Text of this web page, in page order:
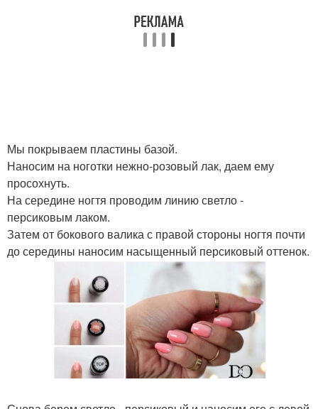
Мы покрываем пластины базой.
Наносим на ноготки нежно-розовый лак, даем ему
просохнуть.
На середине ногтя проводим линию светло -
персиковым лаком.
Затем от бокового валика с правой стороны ногтя почти
до середины наносим насыщенный персиковый оттенок.